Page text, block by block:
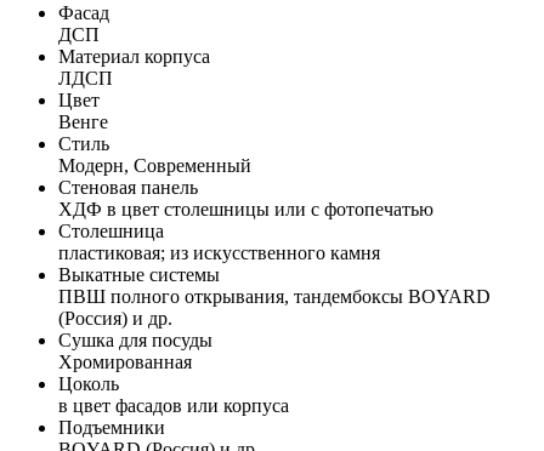
Фасад
ДСП
Материал корпуса
ЛДСП
Цвет
Венге
Стиль
Модерн, Современный
Стеновая панель
ХДФ в цвет столешницы или с фотопечатью
Столешница
пластиковая; из искусственного камня
Выкатные системы
ПВШ полного открывания, тандембоксы BOYARD
(Россия) и др.
Сушка для посуды
Хромированная
Цоколь
в цвет фасадов или корпуса
Подъемники